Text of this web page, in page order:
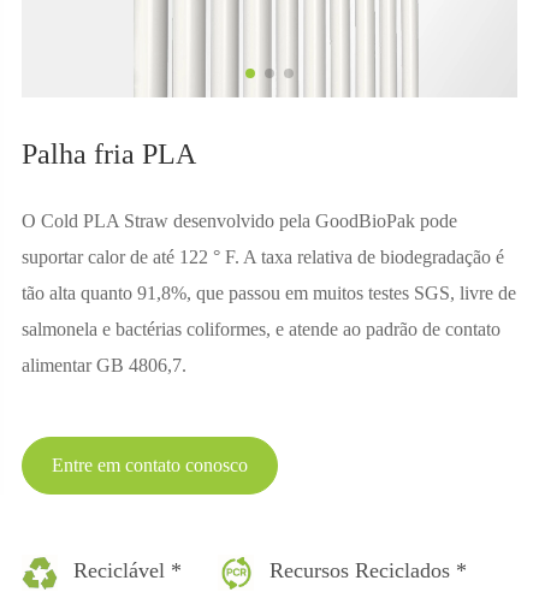
Palha fria PLA
O Cold PLA Straw desenvolvido pela GoodBioPak pode
suportar calor de até 122 ° F. A taxa relativa de biodegradação é
tão alta quanto 91,8%, que passou em muitos testes SGS, livre de
salmonela e bactérias coliformes, e atende ao padrão de contato
alimentar GB 4806,7.
Entre em contato conosco
Reciclável * Recursos Reciclados *